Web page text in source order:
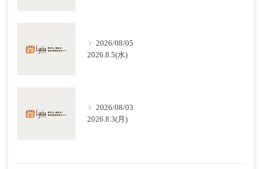
2026/08/05
2026.8.5(水)
2026/08/03
2026.8.3(月)